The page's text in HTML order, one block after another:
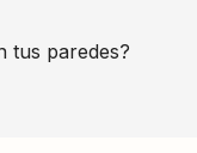
tus paredes?